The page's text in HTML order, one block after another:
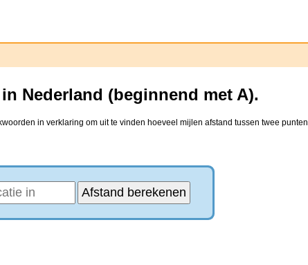
Nederland (beginnend met A).
in verklaring om uit te vinden hoeveel mijlen afstand tussen twee punten